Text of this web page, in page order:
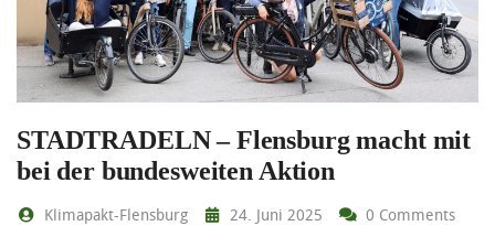
STADTRADELN – Flensburg macht mit
bei der bundesweiten Aktion
Klimapakt-Flensburg 24. Juni 2025 0 Comments